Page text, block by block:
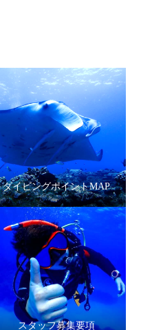
ダイビングポイントMAP
スタッフ募集要項